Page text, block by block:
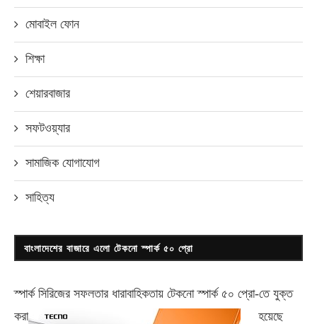
মোবাইল ফোন
শিক্ষা
শেয়ারবাজার
সফটওয়্যার
সামাজিক যোগাযোগ
সাহিত্য
বাংলাদেশের বাজারে এলো টেকনো স্পার্ক ৫০ প্রো
স্পার্ক সিরিজের সফলতার ধারাবাহিকতায় টেকনোস্পার্ক ৫০ প্রো-তে যুক্ত
করা
হয়েছে